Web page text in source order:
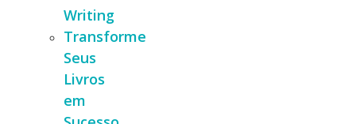
Writing
Transforme
Seus
Livros
em